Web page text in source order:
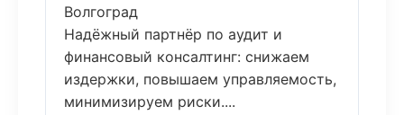
Волгоград
Надёжный партнёр по аудит и
финансовый консалтинг: снижаем
издержки, повышаем управляемость,
минимизируем риски....